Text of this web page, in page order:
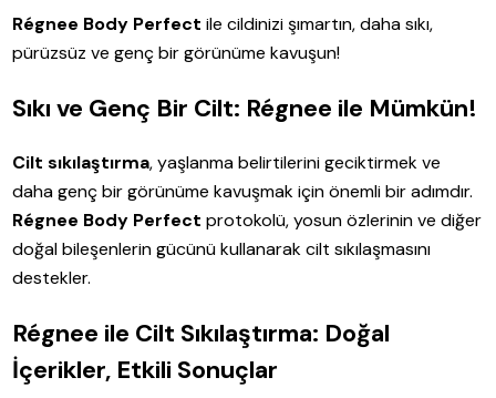
Régnee Body Perfect ile cildinizi şımartın, daha sıkı,
pürüzsüz ve genç bir görünüme kavuşun!
Sıkı ve Genç Bir Cilt: Régnee ile Mümkün!
Cilt sıkılaştırma, yaşlanma belirtilerini geciktirmek ve
daha genç bir görünüme kavuşmak için önemli bir adımdır.
Régnee Body Perfect protokolü, yosun özlerinin ve diğer
doğal bileşenlerin gücünü kullanarak cilt sıkılaşmasını
destekler.
Régnee ile Cilt Sıkılaştırma: Doğal
İçerikler, Etkili Sonuçlar